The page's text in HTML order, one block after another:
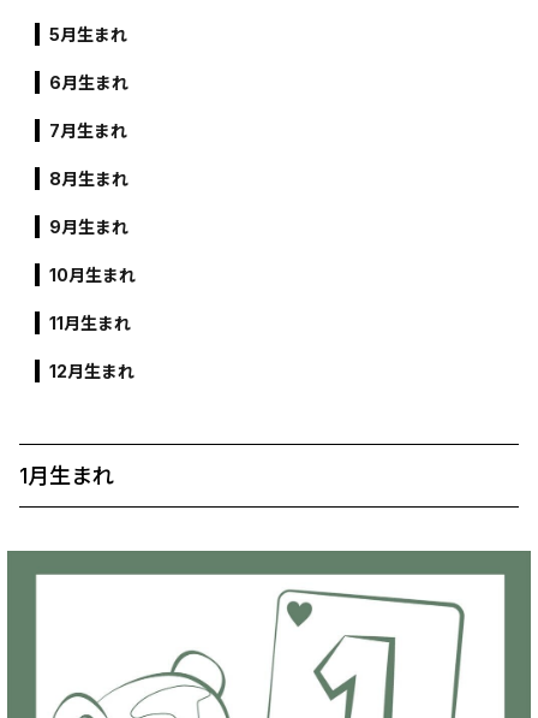
5月生まれ
6月生まれ
7月生まれ
8月生まれ
9月生まれ
10月生まれ
11月生まれ
12月生まれ
1月生まれ